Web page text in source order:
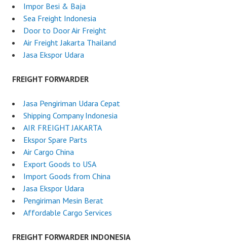
Impor Besi & Baja
Sea Freight Indonesia
Door to Door Air Freight
Air Freight Jakarta Thailand
Jasa Ekspor Udara
FREIGHT FORWARDER
Jasa Pengiriman Udara Cepat
Shipping Company Indonesia
AIR FREIGHT JAKARTA
Ekspor Spare Parts
Air Cargo China
Export Goods to USA
Import Goods from China
Jasa Ekspor Udara
Pengiriman Mesin Berat
Affordable Cargo Services
FREIGHT FORWARDER INDONESIA